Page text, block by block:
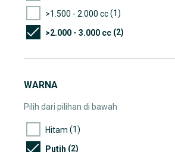
>1.500 - 2.000 cc(1)
>2.000 - 3.000 cc (2)
WARNA
Pilih dari pilihan di bawah
Hitam (1)
Putih (2)